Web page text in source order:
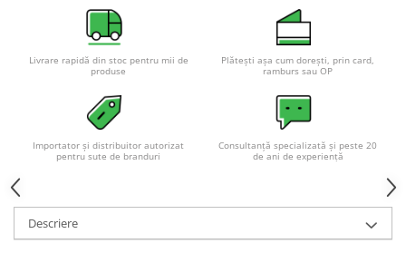
Livrare rapidă din stoc pentru mii de
produse
Plătești așa cum dorești, prin card,
ramburs sau OP
Importator și distribuitor autorizat
pentru sute de branduri
Consultanță specializată și peste 20
de ani de experiență
Descriere